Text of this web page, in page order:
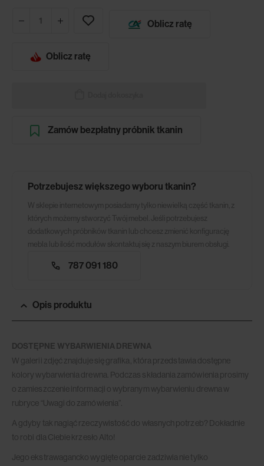
Oblicz ratę
Oblicz ratę
Zamów bezpłatny próbnik tkanin
Potrzebujesz większego wyboru tkanin?
W sklepie internetowym posiadamy tylko niewielką część tkanin, z
których możemy stworzyć Twój mebel. Jeśli potrzebujesz
dodatkowych próbników tkanin lub chcesz zmienić konfigurację
mebla lub ilość modułów skontaktuj się z naszym biurem obsługi.
787 091 180
Opis produktu
DOSTĘPNE WYBARWIENIA DREWNA
W galerii zdjęć znajduje się grafika, która przedstawia dostępne
kolory wybarwienia drewna. Podczas składania zamówienia prosimy
o zamieszczenie informacji o wybranym wybarwieniu drewna w
rubryce “Uwagi do zamówienia”.
A gdyby tak nagiąć rzeczywistość do własnych potrzeb? Dokładnie
to robi dla Ciebie krzesło Alto!
Jego ekstrawagancko wygięte oparcie zadziwia nie tylko